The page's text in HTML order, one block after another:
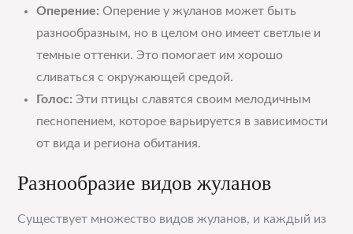
Оперение: Оперение у жуланов может быть
разнообразным, но в целом оно имеет светлые и
темные оттенки. Это помогает им хорошо
сливаться с окружающей средой.
Голос: Эти птицы славятся своим мелодичным
песнопением, которое варьируется в зависимости
от вида и региона обитания.
Разнообразие видов жуланов
Существует множество видов жуланов, и каждый из